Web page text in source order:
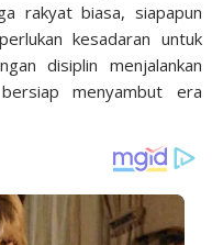
rakyat biasa, siapapun
kesadaran untuk
disiplin menjalankan
menyambut era